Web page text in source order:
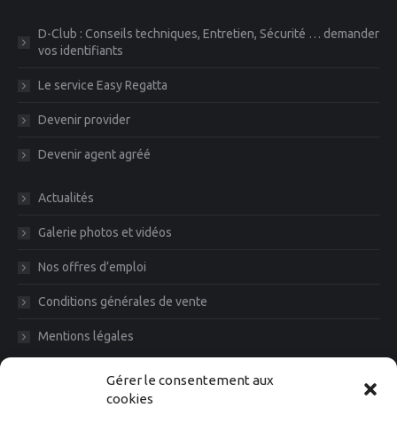
Gérer le consentement aux
cookies
D-Club : Conseils techniques, Entretien, Sécurité … demander
vos identifiants
Le service Easy Regatta
Devenir provider
Devenir agent agréé
Actualités
Galerie photos et vidéos
Nos offres d’emploi
Conditions générales de vente
Mentions légales
Diam News, Restons en contact